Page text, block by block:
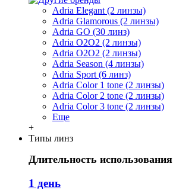
Adria Elegant (2 линзы)
Adria Glamorous (2 линзы)
Adria GO (30 линз)
Adria O2O2 (2 линзы)
Adria O2O2 (2 линзы)
Adria Season (4 линзы)
Adria Sport (6 линз)
Adria Сolor 1 tone (2 линзы)
Adria Сolor 2 tone (2 линзы)
Adria Сolor 3 tone (2 линзы)
Еще
+
Типы линз
Длительность использования
1 день